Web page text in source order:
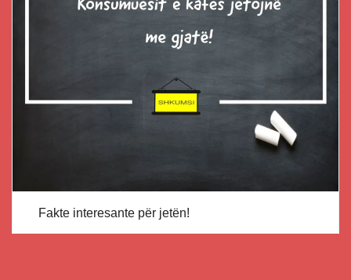
Fakte interesante për jetën!